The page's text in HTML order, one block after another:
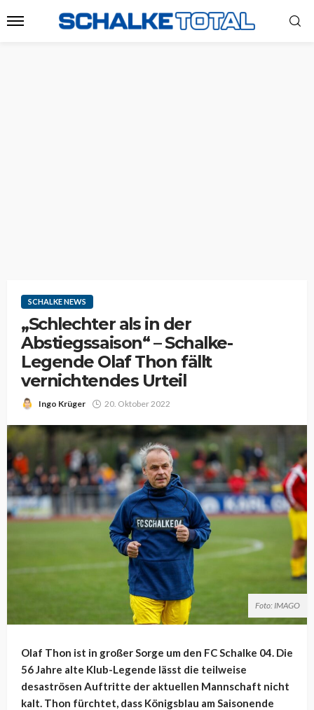
SCHALKE NEWS
„Schlechter als in der
Abstiegssaison“ – Schalke-
Legende Olaf Thon fällt
vernichtendes Urteil
Ingo Krüger 20. Oktober 2022
Foto: IMAGO
Olaf Thon ist in großer Sorge um den FC Schalke 04. Die
56 Jahre alte Klub-Legende lässt die teilweise
desaströsen Auftritte der aktuellen Mannschaft nicht
kalt. Thon fürchtet, dass Königsblau am Saisonende